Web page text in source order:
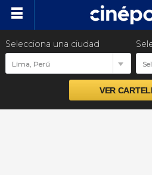
Cartelera
Próximos estrenos
Preventas
Selecciona una ciudad
Lima, Perú